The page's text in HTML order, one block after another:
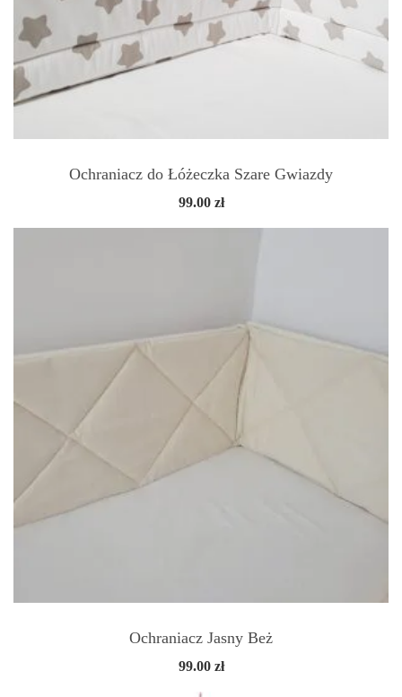
Ochraniacz do Łóżeczka Szare Gwiazdy
99.00 zł
Ochraniacz Jasny Beż
99.00 zł